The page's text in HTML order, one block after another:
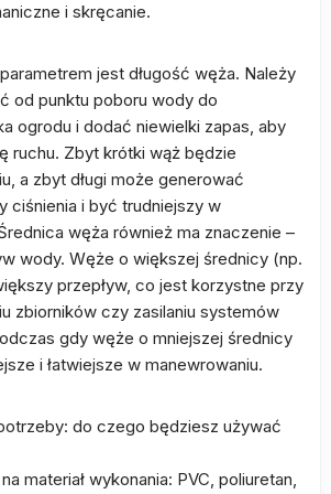
i skręcanie.
jest długość węża. Należy
od punktu poboru wody do
ogrodu i dodać niewielki zapas, aby
ruchu. Zbyt krótki wąż będzie
a zbyt długi może generować
ciśnienia i być trudniejszy w
węża również ma znaczenie –
wody. Węże o większej średnicy (np.
przepływ, co jest korzystne przy
zbiorników czy zasilaniu systemów
gdy węże o mniejszej średnicy
i łatwiejsze w manewrowaniu.
do czego będziesz używać
materiał wykonania: PVC, poliuretan,